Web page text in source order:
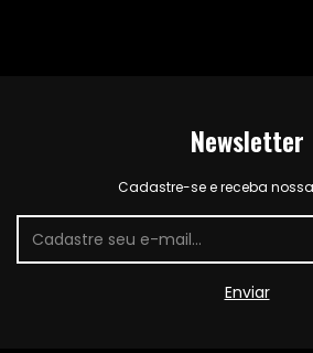
Newsletter
Cadastre-se e receba